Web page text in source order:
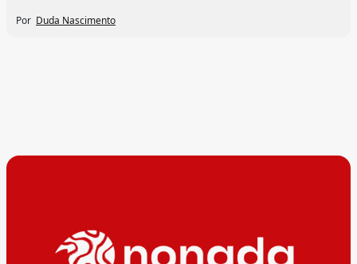
Por Duda Nascimento